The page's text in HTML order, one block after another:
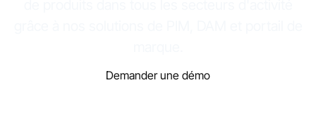
Demander une démo